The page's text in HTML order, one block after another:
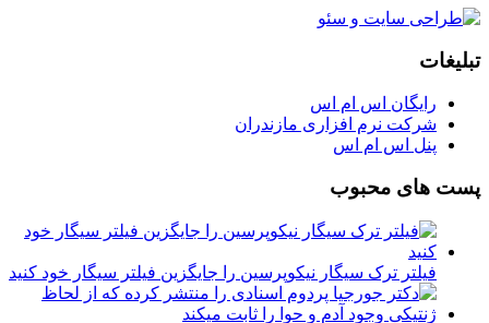
تبلیغات
رایگان اس ام اس
شرکت نرم افزاری مازندران
پنل اس ام اس
پست های محبوب
فیلتر ترک سیگار نیکوپرسین را جایگزین فیلتر سیگار خود کنید